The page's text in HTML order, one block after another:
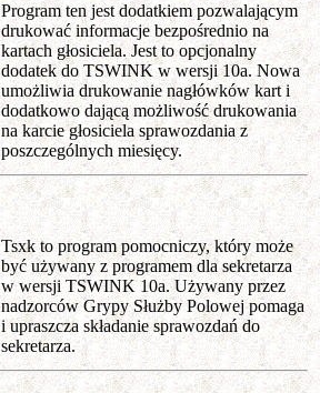
Program ten jest dodatkiem pozwalającym
drukować informacje bezpośrednio na
kartach głosiciela. Jest to opcjonalny
dodatek do TSWINK w wersji 10a. Nowa
umożliwia drukowanie nagłówków kart i
dodatkowo dającą możliwość drukowania
na karcie głosiciela sprawozdania z
poszczególnych miesięcy.
Tsxk to program pomocniczy, który może
być używany z programem dla sekretarza
w wersji TSWINK 10a. Używany przez
nadzorców Grypy Służby Polowej pomaga
i upraszcza składanie sprawozdań do
sekretarza.